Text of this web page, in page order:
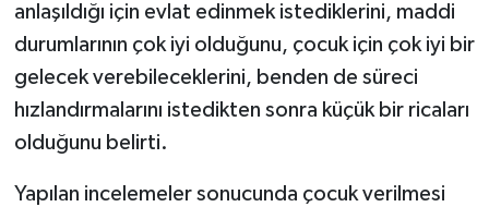
anlaşıldığı için evlat edinmek istediklerini, maddi
durumlarının çok iyi olduğunu, çocuk için çok iyi bir
gelecek verebileceklerini, benden de süreci
hızlandırmalarını istedikten sonra küçük bir ricaları
olduğunu belirti.
Yapılan incelemeler sonucunda çocuk verilmesi